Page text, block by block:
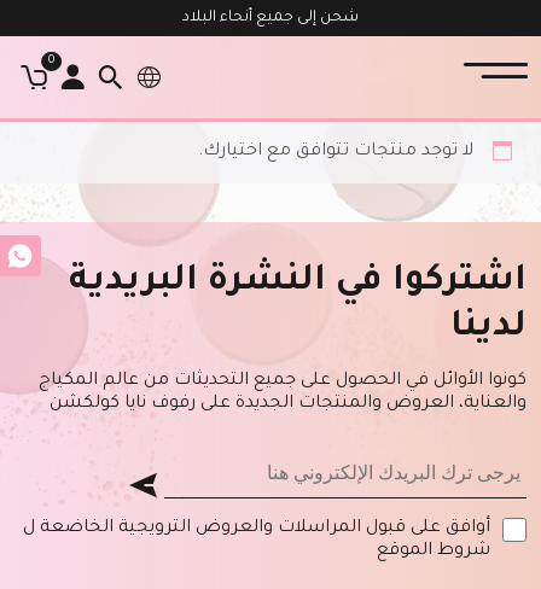
شحن إلى جميع أنحاء البلاد
0
لا توجد منتجات تتوافق مع اختيارك.
اشتركوا في النشرة البريدية
لدينا
كونوا الأوائل في الحصول على جميع التحديثات من عالم المكياج
والعناية، العروض والمنتجات الجديدة على رفوف نايا كولكشن
أوافق على قبول المراسلات والعروض الترويجية الخاضعة ل
شروط الموقع